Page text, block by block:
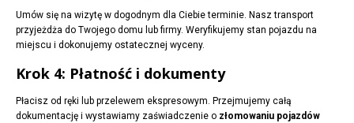
Umów się na wizytę w dogodnym dla Ciebie terminie. Nasz transport
przyjeżdża do Twojego domu lub firmy. Weryfikujemy stan pojazdu na
miejscu i dokonujemy ostatecznej wyceny.
Krok 4: Płatność i dokumenty
Płacisz od ręki lub przelewem ekspresowym. Przejmujemy całą
dokumentację i wystawiamy zaświadczenie o złomowaniu pojazdów